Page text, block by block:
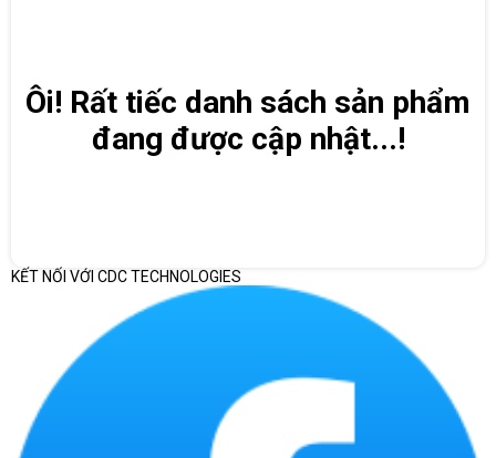
Ôi! Rất tiếc danh sách sản phẩm
đang được cập nhật...!
KẾT NỐI VỚI CDC TECHNOLOGIES